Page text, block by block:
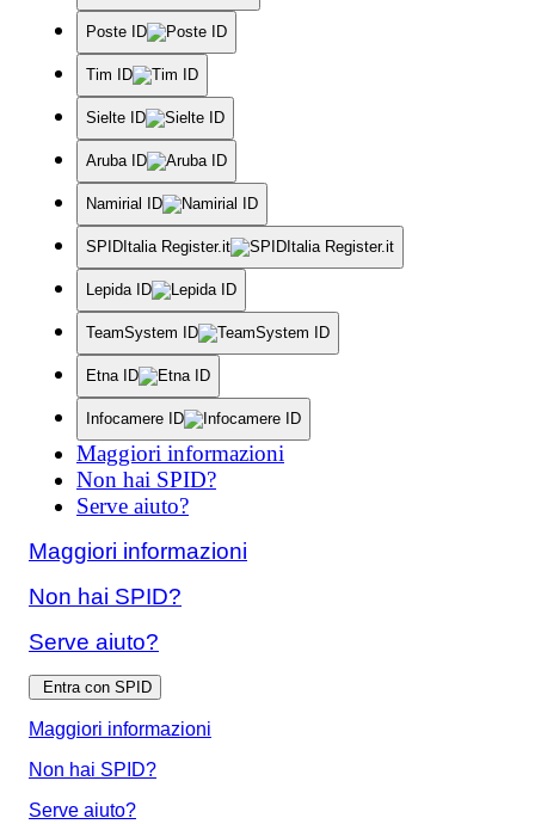
Poste ID
Tim ID
Sielte ID
Aruba ID
Namirial ID
SPIDItalia Register.it
Lepida ID
TeamSystem ID
Etna ID
Infocamere ID
Maggiori informazioni
Non hai SPID?
Serve aiuto?
Maggiori informazioni
Non hai SPID?
Serve aiuto?
Entra con SPID
Maggiori informazioni
Non hai SPID?
Serve aiuto?